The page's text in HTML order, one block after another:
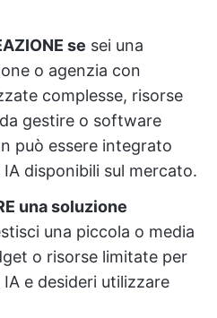
se sei una
o agenzia con
complesse, risorse
gestire o software
può essere integrato
disponibili sul mercato.
una soluzione
una piccola o media
o risorse limitate per
e desideri utilizzare